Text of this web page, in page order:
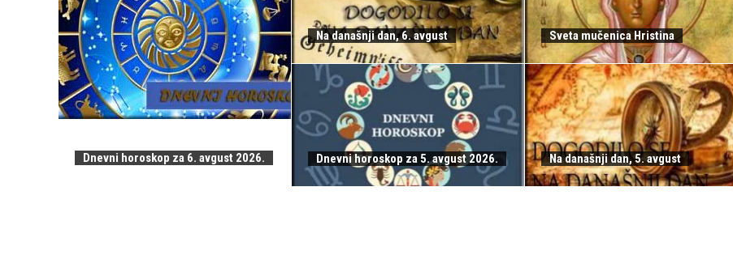
Dnevni horoskop za 6. avgust 2026.
Na današnji dan, 6. avgust Sveta mučenica Hristina
Dnevni horoskop za 5. avgust 2026. Na današnji dan, 5. avgust